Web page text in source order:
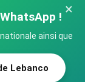
×
!
ainsi que
Lebanco